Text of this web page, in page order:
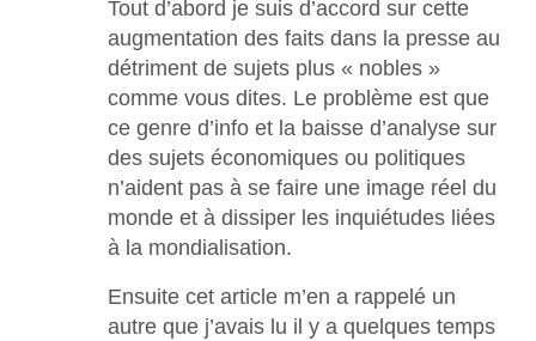
Tout d’abord je suis d’accord sur cette
augmentation des faits dans la presse au
détriment de sujets plus « nobles »
comme vous dites. Le problème est que
ce genre d’info et la baisse d’analyse sur
des sujets économiques ou politiques
n’aident pas à se faire une image réel du
monde et à dissiper les inquiétudes liées
à la mondialisation.
Ensuite cet article m’en a rappelé un
autre que j’avais lu il y a quelques temps